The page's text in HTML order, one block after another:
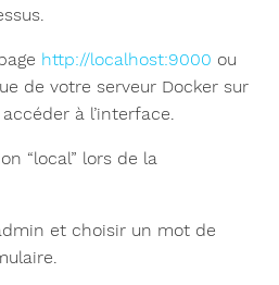
http://localhost:9000 ou
de votre serveur Docker sur
à l’interface.
“local” lors de la
et choisir un mot de